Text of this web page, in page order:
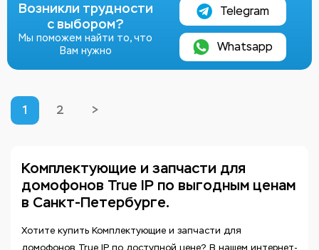
Возникли трудности
с выбором?
Мы поможем найти то, что
Вам нужно
Telegram
Whatsapp
1 2 >
Комплектующие и запчасти для
домофонов True IP по выгодным ценам
в Санкт-Петербурге.
Хотите купить Комплектующие и запчасти для
домофонов True IP по доступной цене? В нашем интернет-